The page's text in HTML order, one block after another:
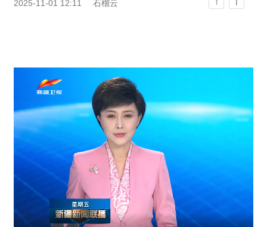
2025-11-01 12:11 石榴云 T T